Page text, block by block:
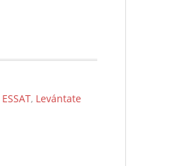
ESSAT, Levántate